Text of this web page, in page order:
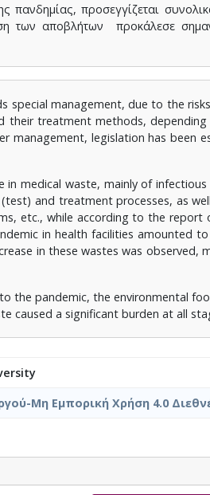
προσεγγίζεται
των αποβλήτων προκάλεσε
special management, due to the
their treatment methods,
management, legislation has been
in medical waste, mainly of
and treatment processes, as
etc., while according to the
in health facilities amounted
in these wastes was observed,
the pandemic, the environmental
caused a significant burden at all
Μη Εμπορική Χρήση 4.0